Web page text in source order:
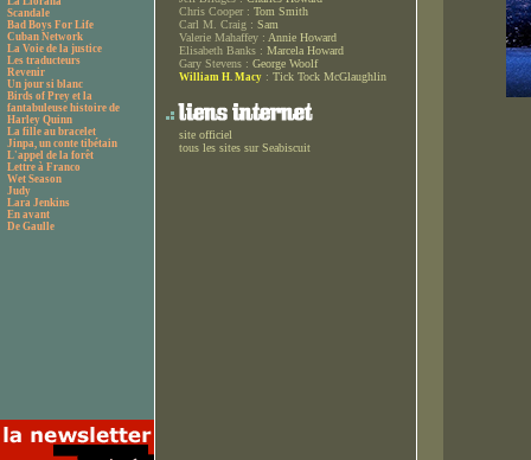
Scandale
Bad Boys For Life
Cuban Network
La Voie de la justice
Les traducteurs
Revenir
Un jour si blanc
Birds of Prey et la
fantabuleuse histoire de
Harley Quinn
La fille au bracelet
Jinpa, un conte tibétain
L'appel de la forêt
Lettre à Franco
Wet Season
Judy
Lara Jenkins
En avant
De Gaulle
Chris Cooper : Tom Smith
Carl M. Craig : Sam
Valerie Mahaffey : Annie Howard
Elisabeth Banks : Marcela Howard
Gary Stevens : George Woolf
William H. Macy : Tick Tock McGlaughlin
site officiel
tous les sites sur Seabiscuit